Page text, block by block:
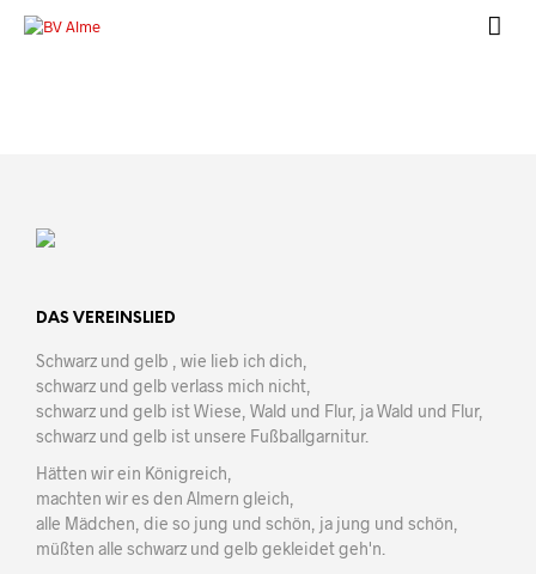
DAS VEREINSLIED
Schwarz und gelb , wie lieb ich dich,
schwarz und gelb verlass mich nicht,
schwarz und gelb ist Wiese, Wald und Flur, ja Wald und Flur,
schwarz und gelb ist unsere Fußballgarnitur.
Hätten wir ein Königreich,
machten wir es den Almern gleich,
alle Mädchen, die so jung und schön, ja jung und schön,
müßten alle schwarz und gelb gekleidet geh'n.